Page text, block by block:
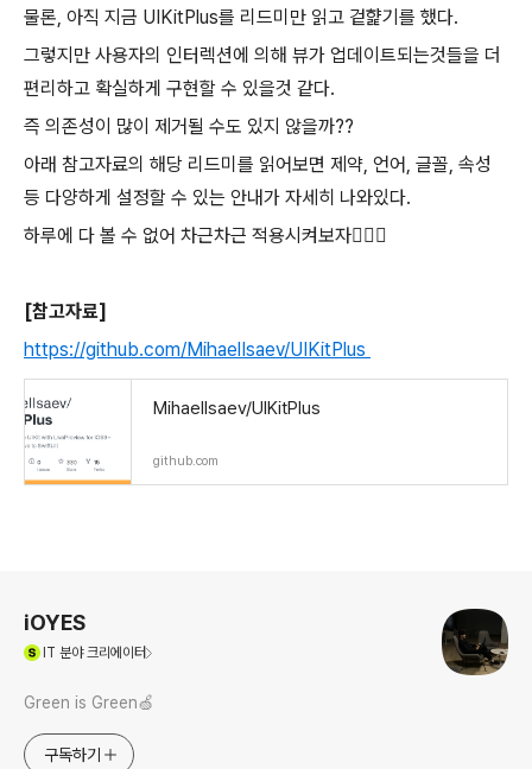
물론, 아직 지금 UIKitPlus를 리드미만 읽고 겉햝기를 했다.
그렇지만 사용자의 인터렉션에 의해 뷰가 업데이트되는것들을 더
편리하고 확실하게 구현할 수 있을것 같다.
즉 의존성이 많이 제거될 수도 있지 않을까??
아래 참고자료의 해당 리드미를 읽어보면 제약, 언어, 글꼴, 속성
등 다양하게 설정할 수 있는 안내가 자세히 나와있다.
하루에 다 볼 수 없어 차근차근 적용시켜보자🏃🏻‍♂️
[참고자료]
https://github.com/MihaelIsaev/UIKitPlus
MihaelIsaev/UIKitPlus
github.com
iOYES
IT 분야 크리에이터
Green is Green🍏
구독하기